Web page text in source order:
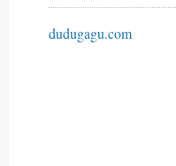
dudugagu.com